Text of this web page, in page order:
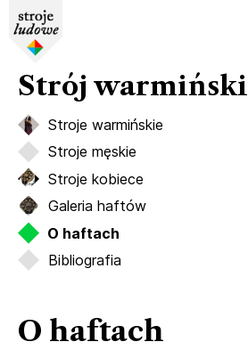
Strój warmiński
Stroje warmińskie
Stroje męskie
Stroje kobiece
Galeria haftów
O haftach
Bibliografia
O haftach